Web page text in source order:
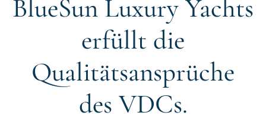
BlueSun Luxury Yachts
erfüllt die
Qualitätsansprüche
des VDCs.